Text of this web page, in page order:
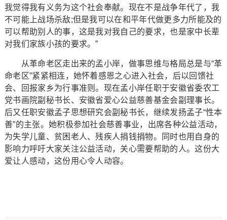
我觉得我有义务为这个社会奉献。现在不是战争年代了，我
不可能上战场杀敌;但是我可以在和平年代做更多力所能及的
可以帮助别人的事，这是我对我自己的要求，也是家中长辈
对我们家族小孩的要求。”
从革命老区走出来的孟小岸，做事思维与格局总是与“革
命老区”紧紧相连，她怀着感恩之心进入社会，后以回馈社
会、回报家乡为行事准则。现在孟小岸任职于安徽省委农工
党书画院副秘书长、安徽省爱心公益慈善基金会副理事长。
后又任职安徽孟子思想研究会副秘书长，继续发扬孟子“性本
善”的主张。她积极参加社会慈善事业，出席各种公益活动，
为失学儿童、贫困老人、残疾人捐钱捐物。同时也用自身的
影响力呼吁大家关注公益活动，关心需要帮助的人。这份大
爱让人感动，这份用心令人动容。